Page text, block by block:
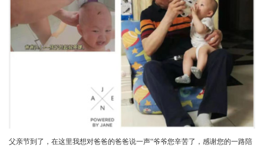
父亲节到了，在这里我想对爸爸的爸爸说一声“爷爷您辛苦了，感谢您的一路陪